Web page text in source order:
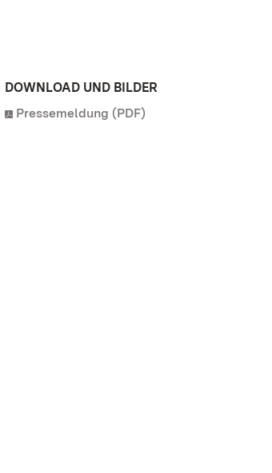
DOWNLOAD UND BILDER
Pressemeldung (PDF)